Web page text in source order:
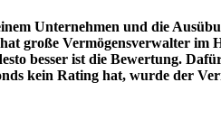
Unternehmen und die
große Vermögensverwalter im
besser ist die Bewertung.
kein Rating hat, wurde der